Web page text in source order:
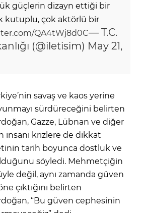
güçlerin dizayn ettiği bir
kutuplu, çok aktörlü bir
QA4tWj8d0C— T.C.
(@iletisim) May 21,
savaş ve kaos yerine
sürdüreceğini belirten
Gazze, Lübnan ve diğer
insani krizlere de dikkat
tarih boyunca dostluk ve
söyledi. Mehmetçiğin
değil, aynı zamanda güven
çıktığını belirten
“Bu güven cephesinin